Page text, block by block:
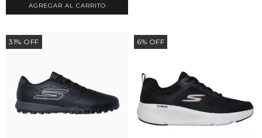
AGREGAR AL CARRITO
31% OFF 6% OFF